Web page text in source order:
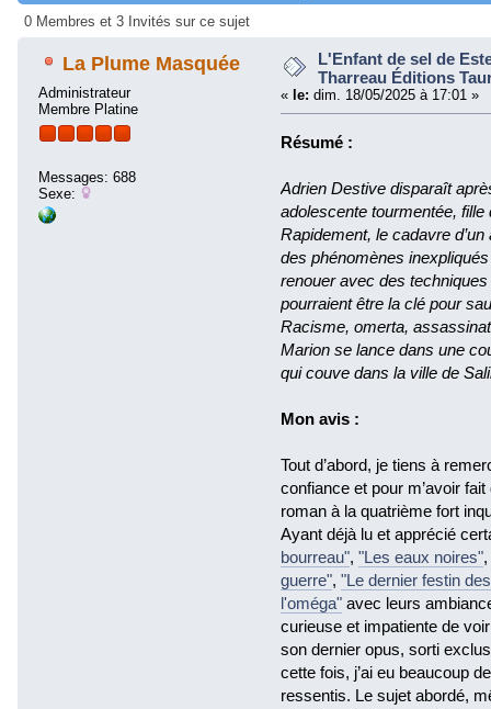
Taurnada (Lu 95661 fois)
0 Membres et 3 Invités sur ce sujet
La Plume Masquée
Administrateur
Membre Platine
Messages: 688
Sexe:
L'Enfant de sel de
Tharreau Éditions
« le: dim. 18/05/2025 à 17:01 »
Résumé :
Adrien Destive disparaît
adolescente tourmentée, fille
Rapidement, le cadavre
des phénomènes
renouer avec des
pourraient être la clé pour
Racisme, omerta,
Marion se lance dans une
qui couve dans la ville de
Mon avis :
Tout d’abord, je tiens à
confiance et pour m’avoir
roman à la quatrième fort
Ayant déjà lu et apprécié
bourreau", "Les eaux noires",
guerre", "Le dernier festin
l'oméga" avec leurs
curieuse et impatiente de
son dernier opus, sorti
cette fois, j’ai eu beaucoup
ressentis. Le sujet abordé,